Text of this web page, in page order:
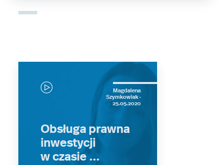
Magdalena
Szymkowiak ·
25.05.2020
Obsługa prawna
inwestycji
w czasie ...